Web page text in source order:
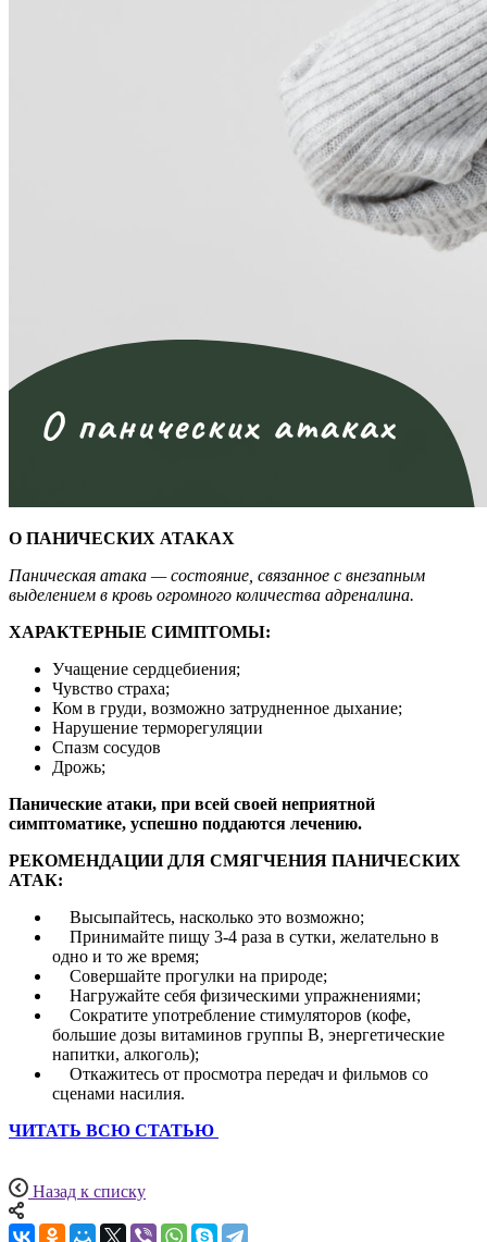
О ПАНИЧЕСКИХ АТАКАХ
Паническая атака — состояние, связанное с внезапным
выделением в кровь огромного количества адреналина.
ХАРАКТЕРНЫЕ СИМПТОМЫ:
Учащение сердцебиения;
Чувство страха;
Ком в груди, возможно затрудненное дыхание;
Нарушение терморегуляции
Спазм сосудов
Дрожь;
Панические атаки, при всей своей неприятной
симптоматике, успешно поддаются лечению.
РЕКОМЕНДАЦИИ ДЛЯ СМЯГЧЕНИЯ ПАНИЧЕСКИХ
АТАК:
Высыпайтесь, насколько это возможно;
Принимайте пищу 3-4 раза в сутки, желательно в
одно и то же время;
Совершайте прогулки на природе;
Нагружайте себя физическими упражнениями;
Сократите употребление стимуляторов (кофе,
большие дозы витаминов группы В, энергетические
напитки, алкоголь);
Откажитесь от просмотра передач и фильмов со
сценами насилия.
ЧИТАТЬ ВСЮ СТАТЬЮ
Назад к списку